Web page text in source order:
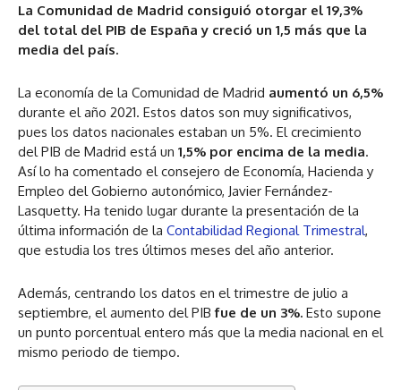
La Comunidad de Madrid consiguió otorgar el 19,3%
del total del PIB de España y creció un 1,5 más que la
media del país.
La economía de la Comunidad de Madrid aumentó un 6,5%
durante el año 2021. Estos datos son muy significativos,
pues los datos nacionales estaban un 5%. El crecimiento
del PIB de Madrid está un 1,5% por encima de la media.
Así lo ha comentado el consejero de Economía, Hacienda y
Empleo del Gobierno autonómico, Javier Fernández-
Lasquetty. Ha tenido lugar durante la presentación de la
última información de la Contabilidad Regional Trimestral,
que estudia los tres últimos meses del año anterior.
Además, centrando los datos en el trimestre de julio a
septiembre, el aumento del PIBfue de un 3%. Esto supone
un punto porcentual entero más que la media nacional en el
mismo periodo de tiempo.